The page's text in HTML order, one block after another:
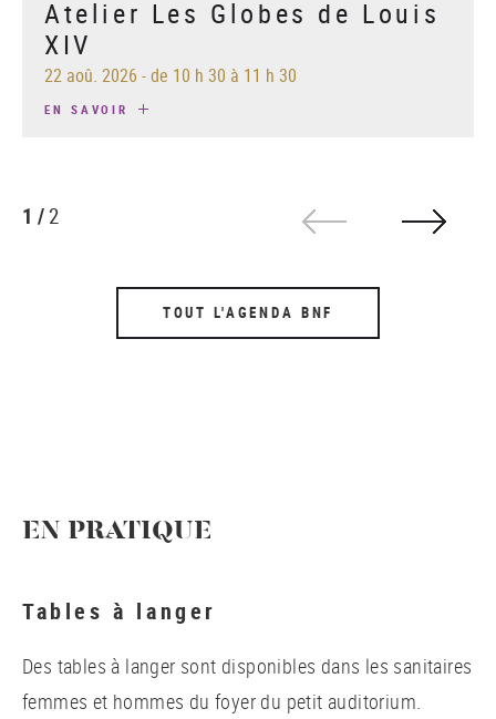
Atelier Les Globes de Louis
XIV
22 aoû. 2026 -de 10 h 30 à 11 h 30
EN SAVOIR
1 /2
TOUT L'AGENDA BNF
EN PRATIQUE
Tables à langer
Des tables à langer sont disponibles dans les sanitaires
femmes et hommes du foyer du petit auditorium.